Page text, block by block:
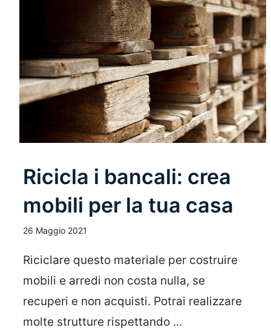
Ricicla i bancali: crea
mobili per la tua casa
26 Maggio 2021
Riciclare questo materiale per costruire
mobili e arredi non costa nulla, se
recuperi e non acquisti. Potrai realizzare
molte strutture rispettando ...